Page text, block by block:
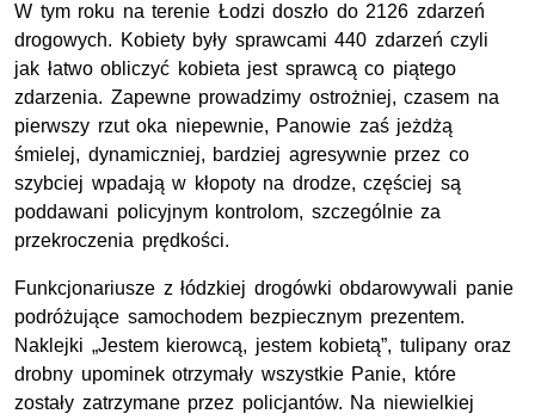
W tym roku na terenie Łodzi doszło do 2126 zdarzeń
drogowych. Kobiety były sprawcami 440 zdarzeń czyli
jak łatwo obliczyć kobieta jest sprawcą co piątego
zdarzenia. Zapewne prowadzimy ostrożniej, czasem na
pierwszy rzut oka niepewnie, Panowie zaś jeżdżą
śmielej, dynamiczniej, bardziej agresywnie przez co
szybciej wpadają w kłopoty na drodze, częściej są
poddawani policyjnym kontrolom, szczególnie za
przekroczenia prędkości.
Funkcjonariusze z łódzkiej drogówki obdarowywali panie
podróżujące samochodem bezpiecznym prezentem.
Naklejki „Jestem kierowcą, jestem kobietą”, tulipany oraz
drobny upominek otrzymały wszystkie Panie, które
zostały zatrzymane przez policjantów. Na niewielkiej